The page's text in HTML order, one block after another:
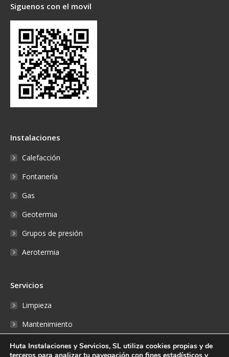
Siguenos con el movil
Instalaciones
Calefacción
Fontanería
Gas
Geotermia
Grupos de presión
Aerotermia
Servicios
Limpieza
Mantenimiento
Reparaciones
Huta Instalaciones y Servicios, SL utiliza cookies propias y de